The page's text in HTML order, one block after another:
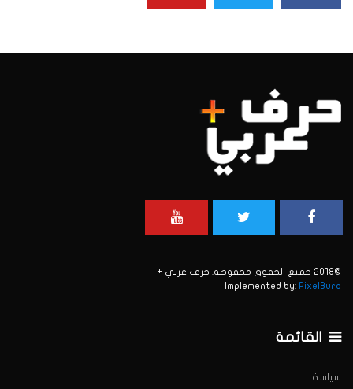
©2018 جميع الحقوق محفوظة. حرف عربي +
Implemented by: PixelBuro
القائمة
سياسة